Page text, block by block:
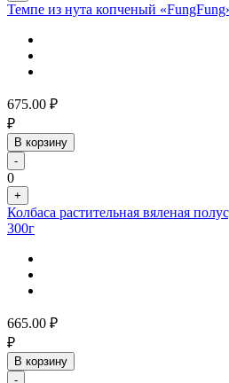
Темпе из нута копченый
675.00 ₽
₽
В корзину
-
0
+
Колбаса растительная вяленая
300г
665.00 ₽
₽
В корзину
-